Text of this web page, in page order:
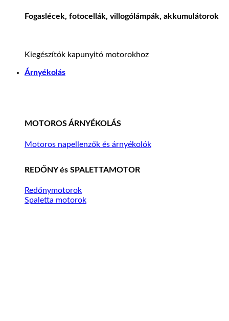
Fogaslécek, fotocellák, villogólámpák, akkumulátorok
Kiegészítók kapunyitó motorokhoz
Árnyékolás
MOTOROS ÁRNYÉKOLÁS
Motoros napellenzők és árnyékolók
REDŐNY és SPALETTAMOTOR
Redőnymotorok
Spaletta motorok